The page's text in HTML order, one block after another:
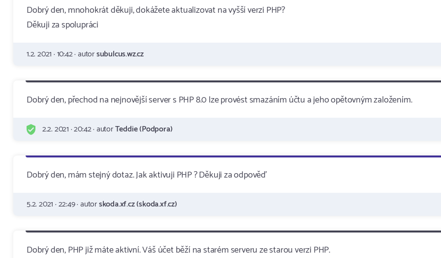
Dobrý den, mnohokrát děkuji, dokážete aktualizovat na vyšší verzi PHP?
Děkuji za spolupráci
1.2. 2021 · 10:42 · autorsubulcus.wz.cz
Dobrý den, přechod na nejnovější server s PHP 8.0 lze provést smazáním účtu a jeho opětovným založením.
2.2. 2021 · 20:42 · autorTeddie (Podpora)
Dobrý den, mám stejný dotaz. Jak aktivuji PHP ? Děkuji za odpověď
5.2. 2021 · 22:49 · autorskoda.xf.cz (skoda.xf.cz)
Dobrý den, PHP již máte aktivní. Váš účet běží na starém serveru ze starou verzi PHP.